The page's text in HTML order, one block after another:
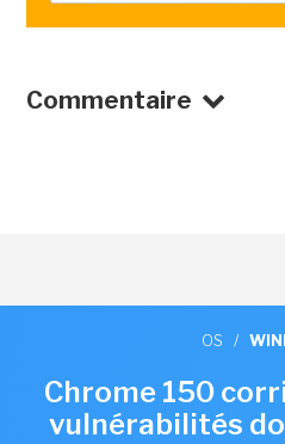
Commentaire
OS /
Chrome 150
vulnérabilités